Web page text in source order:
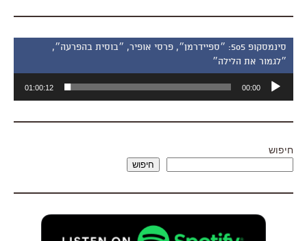
סינמסקופ 505: ״ספיידרמן״, פרסי אופיר, ״בוסית בהפרעה״,
״לגמור את הלילה״
אודיו
00:00
01:00:12
חיפוש
חיפוש